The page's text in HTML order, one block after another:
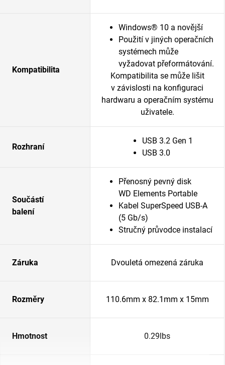
Kompatibilita
Windows® 10 a novější
Použití v jiných operačních
systémech může
vyžadovat přeformátování.
Kompatibilita se může lišit
v závislosti na konfiguraci
hardwaru a operačním systému
uživatele.
Rozhraní
USB 3.2 Gen 1
USB 3.0
Součástí
balení
Přenosný pevný disk
WD Elements Portable
Kabel SuperSpeed USB-A
(5 Gb/s)
Stručný průvodce instalací
Záruka Dvouletá omezená záruka
Rozměry 110.6mm x 82.1mm x 15mm
Hmotnost 0.29lbs